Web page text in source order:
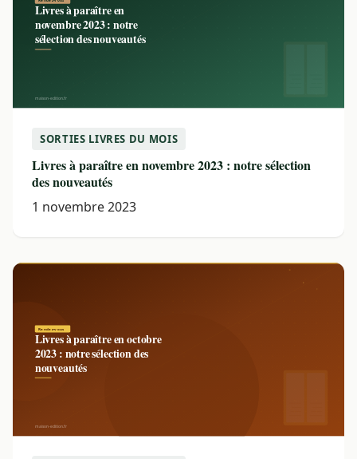
SORTIES LIVRES DU MOIS
Livres à paraître en novembre 2023 : notre sélection
des nouveautés
1 novembre 2023